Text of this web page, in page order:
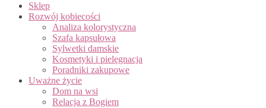
Sklep
Rozwój kobiecości
Analiza kolorystyczna
Szafa kapsułowa
Sylwetki damskie
Kosmetyki i pielęgnacja
Poradniki zakupowe
Uważne życie
Dom na wsi
Relacja z Bogiem